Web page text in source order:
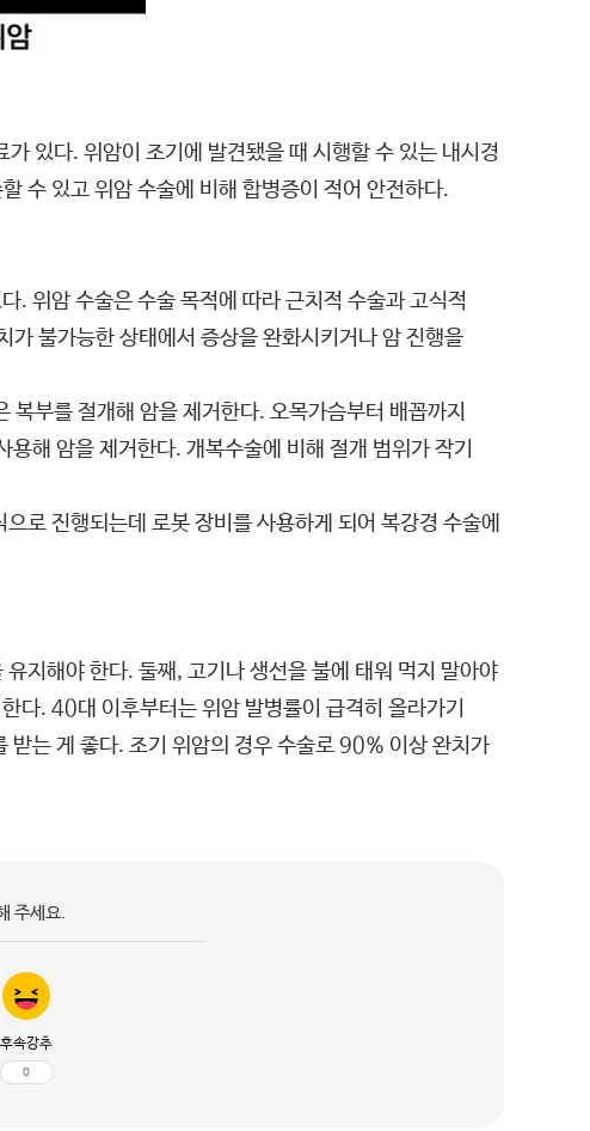
있다. 위암이 조기에 발견됐을 때 시행할 수 있는 내시경
수 있고 위암 수술에 비해 합병증이 적어 안전하다.
. 위암 수술은 수술 목적에 따라 근치적 수술과 고식적
불가능한 상태에서 증상을 완화시키거나 암 진행을
부를 절개해 암을 제거한다. 오목가슴부터 배꼽까지
해 암을 제거한다. 개복수술에 비해 절개 범위가 작기
로 진행되는데 로봇 장비를 사용하게 되어 복강경 수술에
지해야 한다. 둘째, 고기나 생선을 불에 태워 먹지 말아야
다. 40대 이후부터는 위암 발병률이 급격히 올라가기
받는 게 좋다. 조기 위암의 경우 수술로 90% 이상 완치가
주세요.
후속강추
0